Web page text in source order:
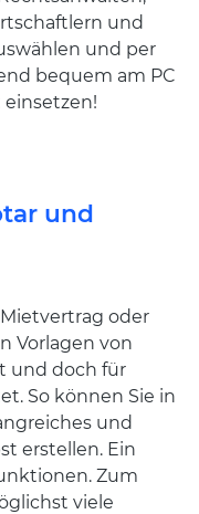
und
und per
bequem am PC
und
oder
Vorlagen von
und doch für
So können Sie in
und
erstellen. Ein
Zum
viele